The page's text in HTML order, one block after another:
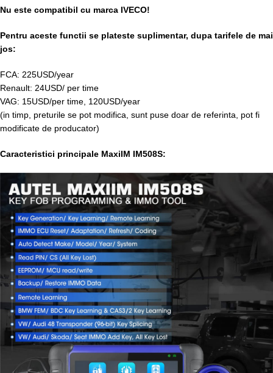
Nu este compatibil cu marca IVECO!
Pentru aceste functii se plateste suplimentar, dupa tarifele de mai
jos:
FCA: 225USD/year
Renault: 24USD/ per time
VAG: 15USD/per time, 120USD/year
(in timp, preturile se pot modifica, sunt puse doar de referinta, pot fi
modificate de producator)
Caracteristici principale MaxiIM IM508S: